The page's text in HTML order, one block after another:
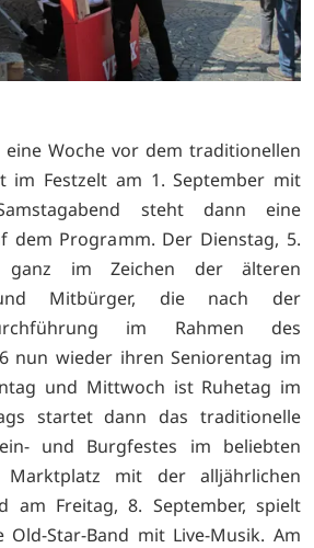
Woche vor dem traditionellen
im Festzelt am 1. September mit
steht dann eine
dem Programm. Der Dienstag, 5.
ganz im Zeichen der älteren
Mitbürger, die nach der
im Rahmen des
nun wieder ihren Seniorentag im
und Mittwoch ist Ruhetag im
startet dann das traditionelle
und Burgfestes im beliebten
mit der alljährlichen
am Freitag, 8. September, spielt
Star-Band mit Live-Musik. Am